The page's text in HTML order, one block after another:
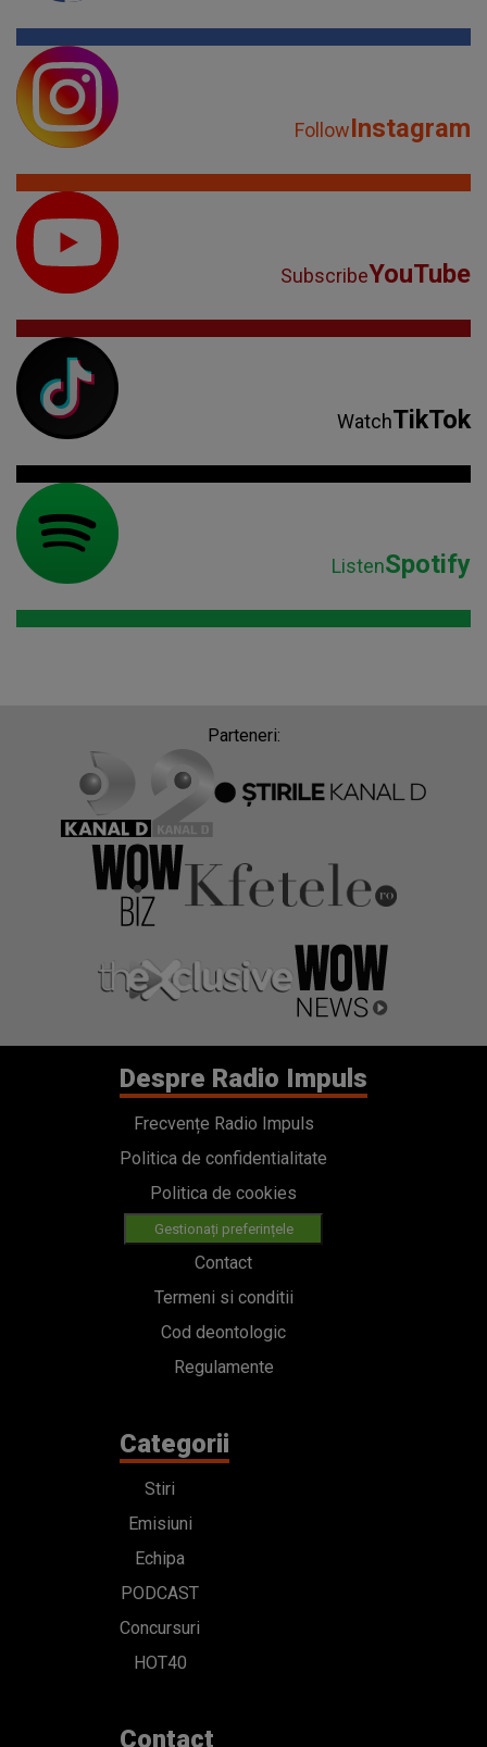
FollowInstagram
SubscribeYouTube
WatchTikTok
ListenSpotify
Parteneri:
Despre Radio Impuls
Frecvențe Radio Impuls
Politica de confidentialitate
Politica de cookies
Gestionați preferințele
Contact
Termeni si conditii
Cod deontologic
Regulamente
Categorii
Stiri
Emisiuni
Echipa
PODCAST
Concursuri
HOT40
Contact